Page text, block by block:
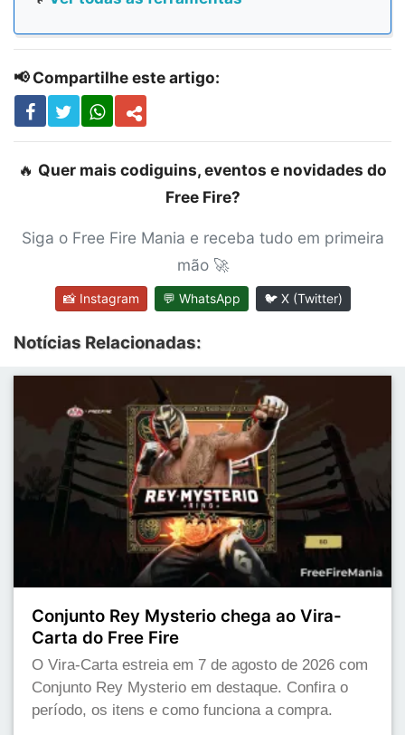
📢 Compartilhe este artigo:
🔥 Quer mais codiguins, eventos e novidades do
Free Fire?
Siga o Free Fire Mania e receba tudo em primeira
mão 🚀
📸 Instagram 💬 WhatsApp 🐦 X (Twitter)
Notícias Relacionadas:
Conjunto Rey Mysterio chega ao Vira-
Carta do Free Fire
O Vira-Carta estreia em 7 de agosto de 2026 com
Conjunto Rey Mysterio em destaque. Confira o
período, os itens e como funciona a compra.